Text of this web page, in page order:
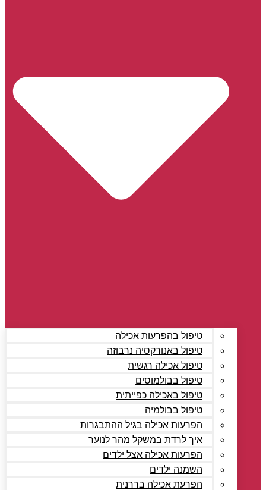
טיפול בהפרעות אכילה
טיפול באנורקסיה נרבוזה
טיפול אכילה רגשית
טיפול בבולמוסים
טיפול באכילה כפייתית
טיפול בבולמיה
הפרעות אכילה בגיל ההתבגרות
איך לרדת במשקל מהר לנוער
הפרעות אכילה אצל ילדים
השמנה ילדים
הפרעת אכילה בררנית